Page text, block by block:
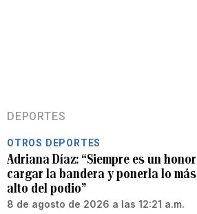
DEPORTES
OTROS DEPORTES
Adriana Díaz: “Siempre es un honor
cargar la bandera y ponerla lo más
alto del podio”
8 de agosto de 2026 a las 12:21 a.m.